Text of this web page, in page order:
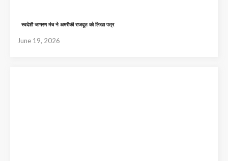
स्वदेशी जागरण मंच ने अमरीकी राजदूत को लिखा पत्र
June 19, 2026